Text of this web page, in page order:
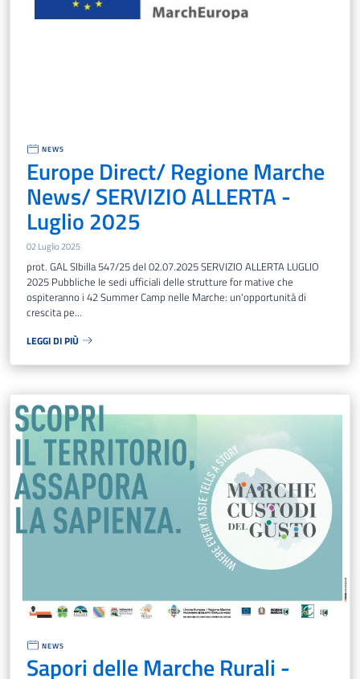
NEWS
Europe Direct/ Regione Marche
News/ SERVIZIO ALLERTA -
Luglio 2025
02 Luglio 2025
prot. GAL SIbilla 547/25 del 02.07.2025 SERVIZIO ALLERTA LUGLIO
2025 Pubbliche le sedi ufficiali delle strutture for mative che
ospiteranno i 42 Summer Camp nelle Marche: un'opportunità di
crescita pe...
LEGGI DI PIÙ
NEWS
Sapori delle Marche Rurali -